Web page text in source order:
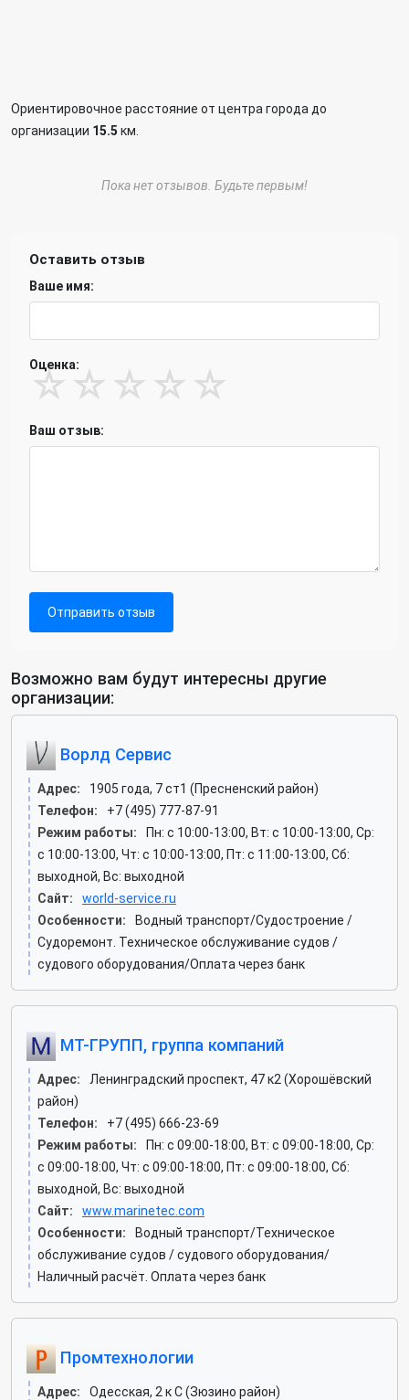
Ориентировочное расстояние от центра города до
организации 15.5 км.
Пока нет отзывов. Будьте первым!
Оставить отзыв
Ваше имя:
Оценка:
☆ ☆ ☆ ☆ ☆
Ваш отзыв:
Отправить отзыв
Возможно вам будут интересны другие
организации:
Ворлд Сервис
Адрес:
1905 года, 7 ст1 (Пресненский район)
Телефон:
+7 (495) 777-87-91
Режим работы:
Пн: c 10:00-13:00, Вт: c 10:00-13:00, Ср:
c 10:00-13:00, Чт: c 10:00-13:00, Пт: c 11:00-13:00, Сб:
выходной, Вс: выходной
Сайт:
world-service.ru
Особенности:
Водный транспорт/Судостроение /
Судоремонт. Техническое обслуживание судов /
судового оборудования/Оплата через банк
МТ-ГРУПП, группа компаний
Адрес:
Ленинградский проспект, 47 к2 (Хорошёвский
район)
Телефон:
+7 (495) 666-23-69
Режим работы:
Пн: c 09:00-18:00, Вт: c 09:00-18:00, Ср:
c 09:00-18:00, Чт: c 09:00-18:00, Пт: c 09:00-18:00, Сб:
выходной, Вс: выходной
Сайт:
www.marinetec.com
Особенности:
Водный транспорт/Техническое
обслуживание судов / судового оборудования/
Наличный расчёт. Оплата через банк
Промтехнологии
Адрес:
Одесская, 2 к C (Зюзино район)